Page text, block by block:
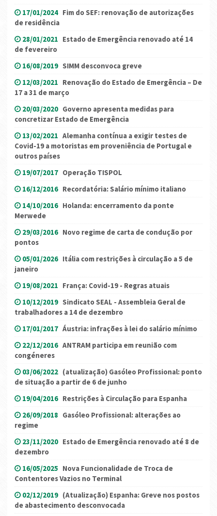
17/01/2024 Fim do SEF: renovação de autorizações
de residência
28/01/2021 Estado de Emergência renovado até 14
de fevereiro
16/08/2019 SIMM desconvoca greve
12/03/2021 Renovação do Estado de Emergência – De
17 a 31 de março
20/03/2020 Governo apresenta medidas para
concretizar Estado de Emergência
13/02/2021 Alemanha contínua a exigir testes de
Covid-19 a motoristas em proveniência de Portugal e
outros países
19/07/2017 Operação TISPOL
16/12/2016 Recordatória: Salário mínimo italiano
14/10/2016 Holanda: encerramento da ponte
Merwede
29/03/2016 Novo regime de carta de condução por
pontos
05/01/2026 Itália com restrições à circulação a 5 de
janeiro
19/08/2021 França: Covid-19 - Regras atuais
10/12/2019 Sindicato SEAL - Assembleia Geral de
trabalhadores a 14 de dezembro
17/01/2017 Áustria: infrações à lei do salário mínimo
22/12/2016 ANTRAM participa em reunião com
congéneres
03/06/2022 (atualização) Gasóleo Profissional: ponto
de situação a partir de 6 de junho
19/04/2016 Restrições à Circulação para Espanha
26/09/2018 Gasóleo Profissional: alterações ao
regime
23/11/2020 Estado de Emergência renovado até 8 de
dezembro
16/05/2025 Nova Funcionalidade de Troca de
Contentores Vazios no Terminal
02/12/2019 (Atualização) Espanha: Greve nos postos
de abastecimento desconvocada